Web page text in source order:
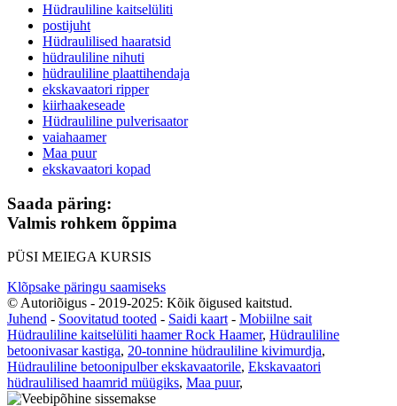
Hüdrauliline kaitselüliti
postijuht
Hüdraulilised haaratsid
hüdrauliline nihuti
hüdrauliline plaattihendaja
ekskavaatori ripper
kiirhaakeseade
Hüdrauliline pulverisaator
vaiahaamer
Maa puur
ekskavaatori kopad
Saada päring:
Valmis rohkem õppima
PÜSI MEIEGA KURSIS
Klõpsake päringu saamiseks
© Autoriõigus - 2019-2025: Kõik õigused kaitstud.
Juhend - Soovitatud tooted - Saidi kaart - Mobiilne sait
Hüdrauliline kaitselüliti haamer Rock Haamer, Hüdrauliline
betoonivasar kastiga, 20-tonnine hüdrauliline kivimurdja,
Hüdrauliline betoonipulber ekskavaatorile, Ekskavaatori
hüdraulilised haamrid müügiks, Maa puur,